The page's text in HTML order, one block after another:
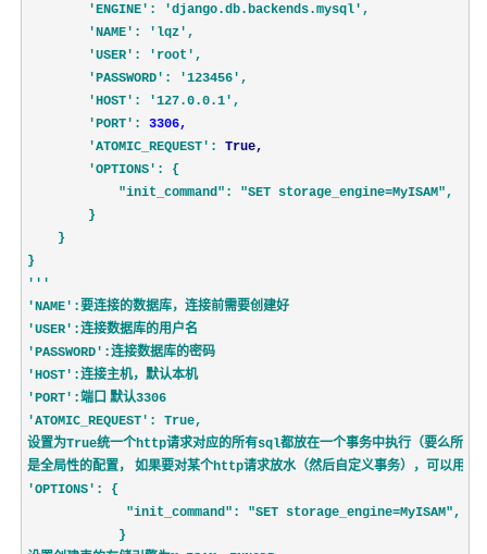
'ENGINE':
'django.db.backends.mysql',
'NAME':
'lqz',
'USER':
'root',
'PASSWORD':
'123456',
'HOST':
'127.0.0.1',
'PORT': 3306,
'ATOMIC_REQUEST': True,
'OPTIONS': {
"init_command": "SET storage_engine=MyISAM",
        }
    }
}
'''
'NAME':要连接的数据库，连接前需要创建好
'USER':连接数据库的用户名
'PASSWORD':连接数据库的密码
'HOST':连接主机，默认本机
'PORT':端口 默认3306
'ATOMIC_REQUEST': True,
设置为True统一个http请求对应的所有sql都放在一个事务中执行（要么所有
是全局性的配置， 如果要对某个http请求放水（然后自定义事务），可以用
'OPTIONS': {
             "init_command": "SET storage_engine=MyISAM",
            }